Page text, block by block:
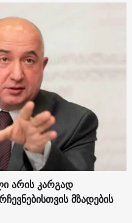
არის კარგად
მზადების